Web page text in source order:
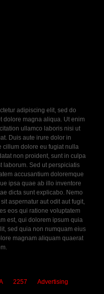
adipiscing elit, sed do
dolore magna aliqua. Ut enim
ullamco laboris nisi ut
Duis aute irure dolor in
cillum dolore eu fugiat nulla
non proident, sunt in culpa
laborum. Sed ut perspiciatis
accusantium doloremque
ipsa quae ab illo inventore
dicta sunt explicabo. Nemo
aspernatur aut odit aut fugit,
eos qui ratione voluptatem
est, qui dolorem ipsum quia
sed quia non numquam eius
magnam aliquam quaerat
2257
Advertising